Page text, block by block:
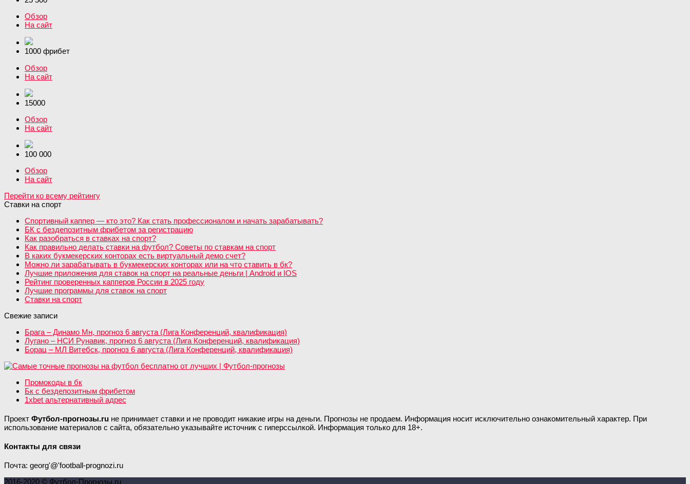
Обзор
На сайт
1000 фрибет
Обзор
На сайт
15000
Обзор
На сайт
100 000
Обзор
На сайт
Перейти ко всему рейтингу
Ставки на спорт
Спортивный каппер — кто это? Как стать профессионалом и начать зарабатывать?
БК с бездепозитным фрибетом за регистрацию
Как разобраться в ставках на спорт?
Как правильно делать ставки на футбол? Советы по ставкам на спорт
В каких букмекерских конторах есть виртуальный демо счет?
Можно ли зарабатывать в букмекерских конторах или на что ставить в бк?
Лучшие приложения для ставок на спорт на реальные деньги | Android и IOS
Рейтинг проверенных капперов России в 2025 году
Лучшие программы для ставок на спорт
Ставки на спорт
Свежие записи
Брага – Динамо Мн, прогноз 6 августа (Лига Конференций, квалификация)
Лугано – НСИ Рунавик, прогноз 6 августа (Лига Конференций, квалификация)
Борац – МЛ Витебск, прогноз 6 августа (Лига Конференций, квалификация)
Промокоды в бк
Бк с бездепозитным фрибетом
1xbet альтернативный адрес
Проект Футбол-прогнозы.ru не принимает ставки и не проводит никакие игры на деньги. Прогнозы не продаем. Информация носит исключительно ознакомительный характер. При
использование материалов с сайта, обязательно указывайте источник с гиперссылкой. Информация только для 18+.
Контакты для связи
Почта: georg'@'football-prognozi.ru
2016-2020 © Футбол-Прогнозы.ru